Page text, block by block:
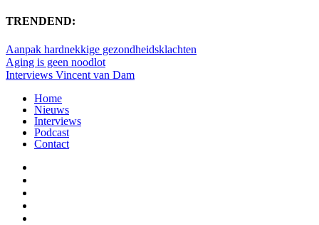
TRENDEND:
Aanpak hardnekkige gezondheidsklachten
Aging is geen noodlot
Interviews Vincent van Dam
Home
Nieuws
Interviews
Podcast
Contact